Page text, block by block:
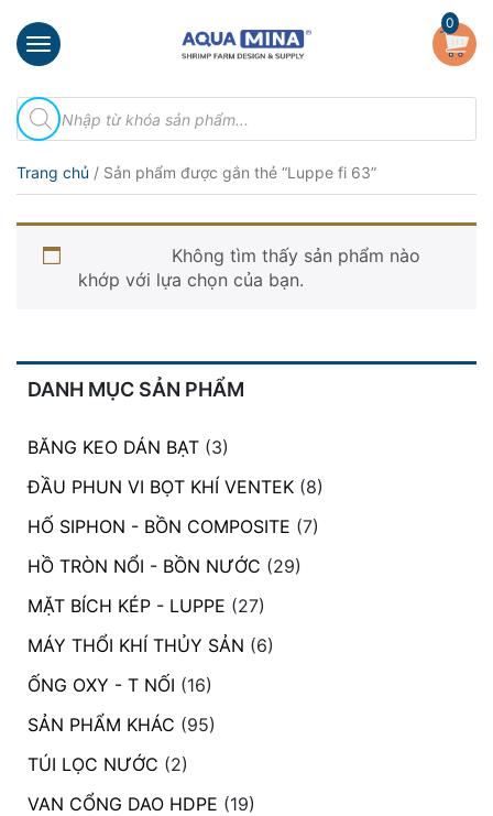
×
chủ
thiệu
Sản
phẩm
Bọt
Khí
Ventek
Hướng
dẫn
lắp
đặt
Quy
chia
sẻ
Liên
0
Tìm
kiếm
sản
Trang chủ / Sản phẩm được gắn thẻ “Luppe fi 63”
DANH MỤC SẢN PHẨM
BĂNG KEO DÁN BẠT (3)
ĐẦU PHUN VI BỌT KHÍ VENTEK (8)
HỐ SIPHON - BỒN COMPOSITE (7)
HỒ TRÒN NỔI - BỒN NƯỚC (29)
MẶT BÍCH KÉP - LUPPE (27)
MÁY THỔI KHÍ THỦY SẢN (6)
ỐNG OXY - T NỐI (16)
SẢN PHẨM KHÁC (95)
TÚI LỌC NƯỚC (2)
VAN CỔNG DAO HDPE (19)
Luppe fi 63
Không tìm thấy sản phẩm nào
khớp với lựa chọn của bạn.